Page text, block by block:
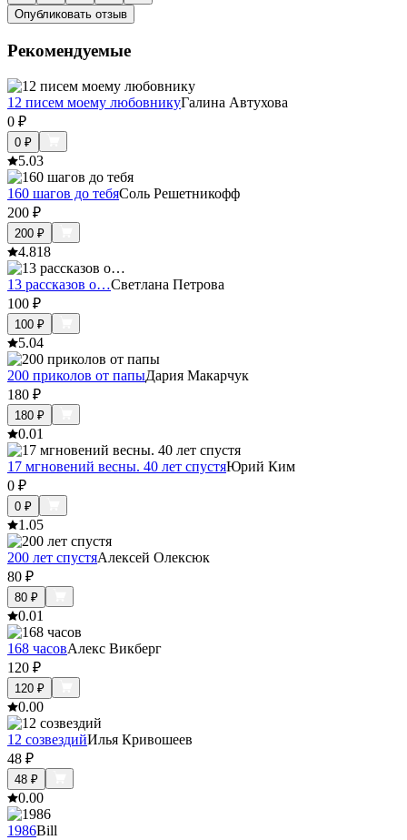
Опубликовать отзыв
Рекомендуемые
12 писем моему любовникуГалина Автухова
0 ₽
0 ₽
5.03
160 шагов до тебяСоль Решетникофф
200 ₽
200 ₽
4.818
13 рассказов о…Светлана Петрова
100 ₽
100 ₽
5.04
200 приколов от папыДария Макарчук
180 ₽
180 ₽
0.01
17 мгновений весны. 40 лет спустяЮрий Ким
0 ₽
0 ₽
1.05
200 лет спустяАлексей Олексюк
80 ₽
80 ₽
0.01
168 часовАлекс Викберг
120 ₽
120 ₽
0.00
12 созвездийИлья Кривошеев
48 ₽
48 ₽
0.00
1986Bill